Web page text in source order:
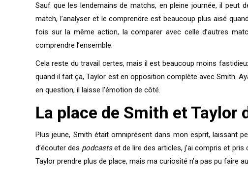
Sauf que les lendemains de matchs, en pleine journée, il peut
match, l’analyser et le comprendre est beaucoup plus aisé
fois sur la même action, la comparer avec celle d’autres
comprendre l’ensemble.
Cela reste du travail certes, mais il est beaucoup moins
quand il fait ça, Taylor est en opposition complète avec Smith.
en question, il laisse l’émotion de côté.
La place de Smith et Taylor
Plus jeune, Smith était omniprésent dans mon esprit, laissant
d’écouter des podcastset de lire des articles, j’ai compris et pris
Taylor prendre plus de place, mais ma curiosité n’a pas pu faire